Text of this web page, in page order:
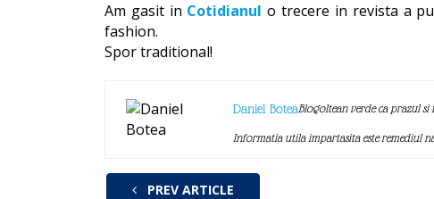
Am gasit in Cotidianul o trecere in revista a
fashion.
Spor traditional!
Daniel BoteaBlogoltean verde ca prazul si
Informatia utila impartasita este remediul
PREV ARTICLE